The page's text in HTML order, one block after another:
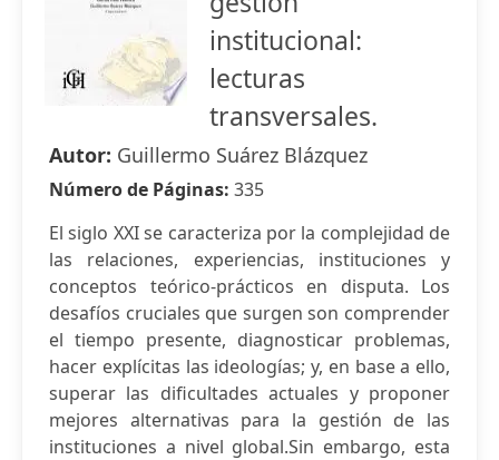
institucional:
lecturas
transversales.
Autor: Guillermo Suárez Blázquez
Número de Páginas: 335
El siglo XXI se caracteriza por la complejidad de
las relaciones, experiencias, instituciones y
conceptos teórico-prácticos en disputa. Los
desafíos cruciales que surgen son comprender
el tiempo presente, diagnosticar problemas,
hacer explícitas las ideologías; y, en base a ello,
superar las dificultades actuales y proponer
mejores alternativas para la gestión de las
instituciones a nivel global.Sin embargo, esta